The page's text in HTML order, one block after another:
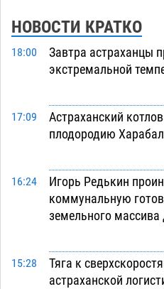
НОВОСТИ КРАТКО
18:00
Завтра астраханцы
экстремальной
17:09
Астраханский
плодородию
16:24
Игорь Редькин
коммунальную
земельного массива
15:28
Тяга к
астраханской